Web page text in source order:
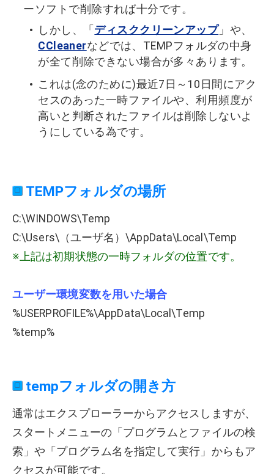
ーソフトで削除すれば十分です。
しかし、「 ディスククリーンアップ」や、
CCleanerなどでは、TEMPフォルダの中身
が全て削除できない場合が多々あります。
これは(念のために)最近7日～10日間にアク
セスのあった一時ファイルや、利用頻度が
高いと判断されたファイルは削除しないよ
うにしている為です。
TEMPフォルダの場所
C:\WINDOWS\Temp
C:\Users\（ユーザ名）\AppData\Local\Temp
※上記は初期状態の一時フォルダの位置です。
ユーザー環境変数を用いた場合
%USERPROFILE%\AppData\Local\Temp
%temp%
tempフォルダの開き方
通常はエクスプローラーからアクセスしますが、
スタートメニューの「プログラムとファイルの検
索」や「プログラム名を指定して実行」からもア
クセスが可能です。